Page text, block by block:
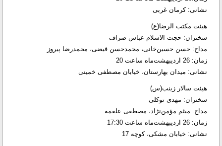
نشانی: کرمان غربی
هیئت مکتب الرضا(ع)
سخنران: حجت الاسلام عباس صراف
مداح: حسن حسین‌خانی، محمدحسن فیضی، محمدرضا پیروز
زمان: 26 اردیبهشت‌ماه ساعت 20
نشانی: میدان بهارستان، خیابان مصطفی خمینی
هیئت سالار زینب(س)
سخنران: مهدی توکلی
مداح: میثم مؤمن‌نژاد، مصطفی علقمه
زمان: 26 اردیبهشت‌ماه ساعت 17:30
نشانی: خیابان مشکی، کوچه 17